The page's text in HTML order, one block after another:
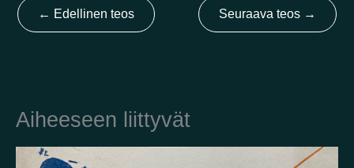
← Edellinen teos Seuraava teos →
Aiheeseen liittyvät